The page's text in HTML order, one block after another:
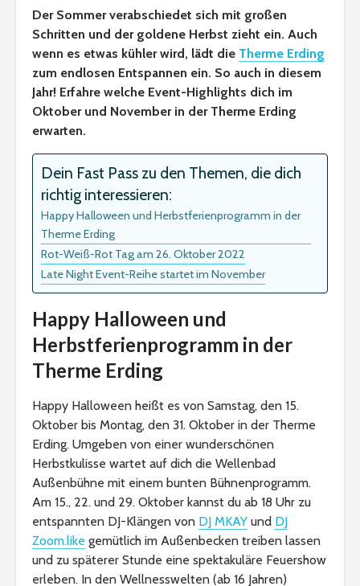
Der Sommer verabschiedet sich mit großen
Schritten und der goldene Herbst zieht ein. Auch
wenn es etwas kühler wird, lädt die Therme Erding
zum endlosen Entspannen ein. So auch in diesem
Jahr! Erfahre welche Event-Highlights dich im
Oktober und November in der Therme Erding
erwarten.
Dein Fast Pass zu den Themen, die dich
richtig interessieren:
Happy Halloween und Herbstferienprogramm in der
Therme Erding
Rot-Weiß-Rot Tag am 26. Oktober 2022
Late Night Event-Reihe startet im November
Happy Halloween und
Herbstferienprogramm in der
Therme Erding
Happy Halloween heißt es von Samstag, den 15.
Oktober bis Montag, den 31. Oktober in der Therme
Erding. Umgeben von einer wunderschönen
Herbstkulisse wartet auf dich die Wellenbad
Außenbühne mit einem bunten Bühnenprogramm.
Am 15., 22. und 29. Oktober kannst du ab 18 Uhr zu
entspannten DJ-Klängen von DJ MKAY und DJ
Zoom.like gemütlich im Außenbecken treiben lassen
und zu späterer Stunde eine spektakuläre Feuershow
erleben. In den Wellnesswelten (ab 16 Jahren)